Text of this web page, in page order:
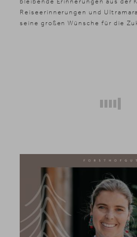
Reiseerinnerungen und
seine großen Wünsche für die